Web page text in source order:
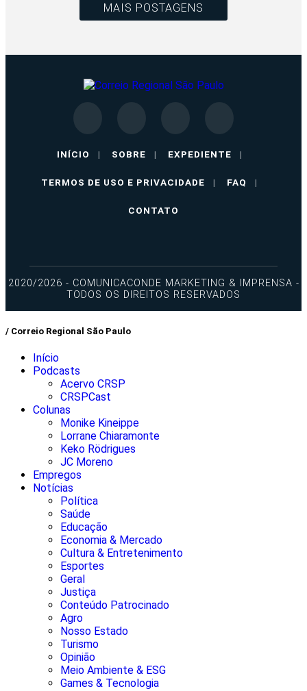
MAIS POSTAGENS
INÍCIO | SOBRE | EXPEDIENTE |
TERMOS DE USO E PRIVACIDADE | FAQ |
CONTATO
2020/2026 - COMUNICACONDE MARKETING & IMPRENSA -
TODOS OS DIREITOS RESERVADOS
/ Correio Regional São Paulo
Início
Podcasts
Acervo CRSP
CRSPCast
Colunas
Monike Kineippe
Lorrane Chiaramonte
Keko Rödrigues
JC Moreno
Empregos
Notícias
Política
Saúde
Educação
Economia & Mercado
Cultura & Entretenimento
Esportes
Geral
Justiça
Conteúdo Patrocinado
Agro
Nosso Estado
Turismo
Opinião
Meio Ambiente & ESG
Games & Tecnologia